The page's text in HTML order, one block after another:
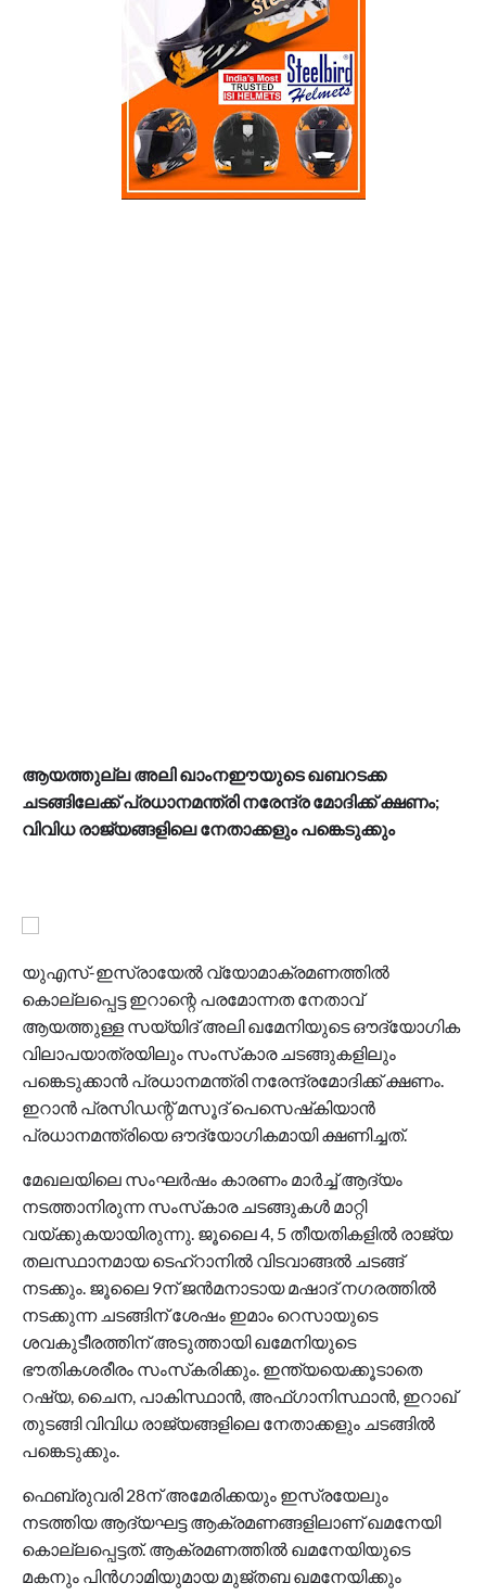
ആയത്തുല്ല അലി ഖാംനഈയുടെ ഖബറടക്ക
ചടങ്ങിലേക്ക് പ്രധാനമന്ത്രി നരേന്ദ്ര മോദിക്ക് ക്ഷണം;
വിവിധ രാജ്യങ്ങളിലെ നേതാക്കളും പങ്കെടുക്കും
യുഎസ്-ഇസ്രായേൽ വ്യോമാക്രമണത്തിൽ
കൊല്ലപ്പെട്ട ഇറാന്റെ പരമോന്നത നേതാവ്
ആയത്തുള്ള സയ്യിദ് അലി ഖമേനിയുടെ ഔദ്യോഗിക
വിലാപയാത്രയിലും സംസ്‌കാര ചടങ്ങുകളിലും
പങ്കെടുക്കാൻ പ്രധാനമന്ത്രി നരേന്ദ്രമോദിക്ക് ക്ഷണം.
ഇറാൻ പ്രസിഡന്റ് മസൂദ് പെസെഷ്‌കിയാൻ
പ്രധാനമന്ത്രിയെ ഔദ്യോഗികമായി ക്ഷണിച്ചത്.
മേഖലയിലെ സംഘർഷം കാരണം മാർച്ച് ആദ്യം
നടത്താനിരുന്ന സംസ്‌കാര ചടങ്ങുകൾ മാറ്റി
വയ്ക്കുകയായിരുന്നു. ജൂലൈ 4, 5 തീയതികളിൽ രാജ്യ
തലസ്ഥാനമായ ടെഹ്റാനിൽ വിടവാങ്ങൽ ചടങ്ങ്
നടക്കും. ജൂലൈ 9ന് ജൻമനാടായ മഷാദ് നഗരത്തിൽ
നടക്കുന്ന ചടങ്ങിന് ശേഷം ഇമാം റെസായുടെ
ശവകുടീരത്തിന് അടുത്തായി ഖമേനിയുടെ
ഭൗതികശരീരം സംസ്‌കരിക്കും. ഇന്ത്യയെക്കൂടാതെ
റഷ്യ, ചൈന, പാകിസ്ഥാൻ, അഫ്ഗാനിസ്ഥാൻ, ഇറാഖ്
തുടങ്ങി വിവിധ രാജ്യങ്ങളിലെ നേതാക്കളും ചടങ്ങിൽ
പങ്കെടുക്കും.
ഫെബ്രുവരി 28ന് അമേരിക്കയും ഇസ്രയേലും
നടത്തിയ ആദ്യഘട്ട ആക്രമണങ്ങളിലാണ് ഖമനേയി
കൊല്ലപ്പെട്ടത്. ആക്രമണത്തിൽ ഖമനേയിയുടെ
മകനും പിൻഗാമിയുമായ മുജ്തബ ഖമനേയിക്കും